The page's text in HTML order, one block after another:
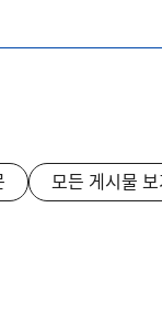
모든 게시물